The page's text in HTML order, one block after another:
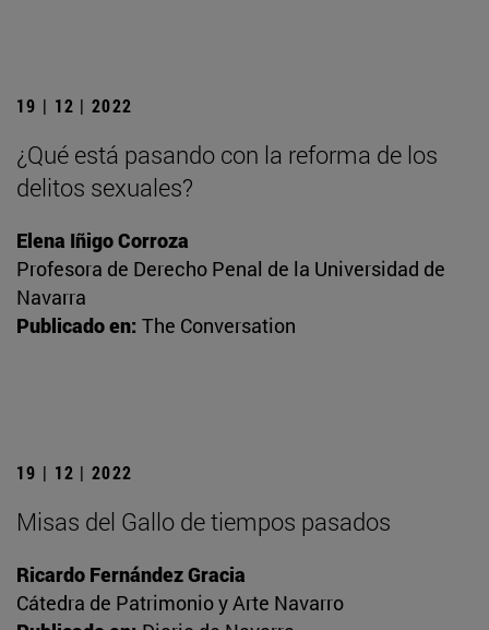
19 | 12 | 2022
¿Qué está pasando con la reforma de los
delitos sexuales?
Elena Iñigo Corroza
Profesora de Derecho Penal de la Universidad de
Navarra
Publicado en: The Conversation
19 | 12 | 2022
Misas del Gallo de tiempos pasados
Ricardo Fernández Gracia
Cátedra de Patrimonio y Arte Navarro